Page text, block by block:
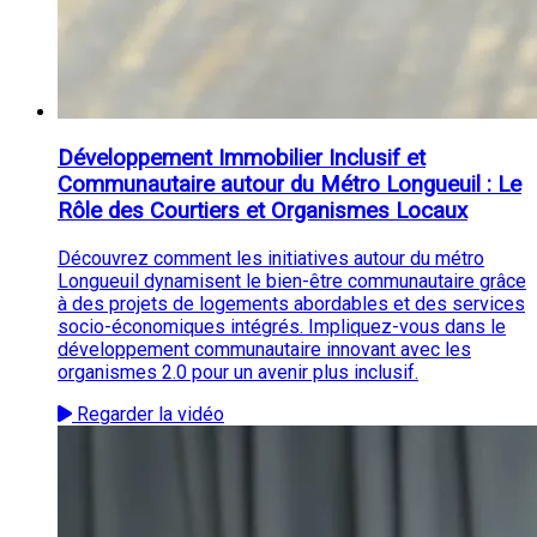
Développement Immobilier Inclusif et
Communautaire autour du Métro Longueuil : Le
Rôle des Courtiers et Organismes Locaux
Découvrez comment les initiatives autour du métro
Longueuil dynamisent le bien-être communautaire grâce
à des projets de logements abordables et des services
socio-économiques intégrés. Impliquez-vous dans le
développement communautaire innovant avec les
organismes 2.0 pour un avenir plus inclusif.
Regarder la vidéo